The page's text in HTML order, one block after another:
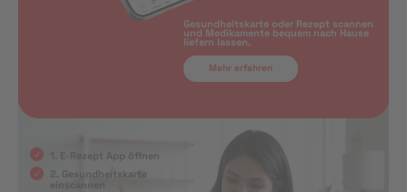
Gesundheitskarte oder Rezept scannen
und Medikamente bequem nach Hause
liefern lassen.
Mehr erfahren
1. E-Rezept App öffnen
2. Gesundheitskarte
einscannen